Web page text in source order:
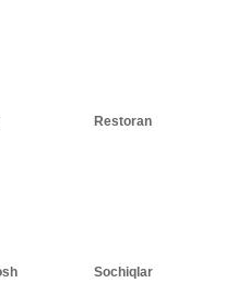
Restoran
Sochiqlar